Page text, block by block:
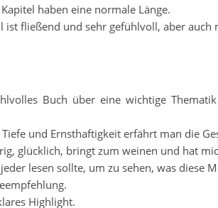
haben eine normale Länge.
ist fließend und sehr gefühlvoll, aber
Buch über eine wichtige
und Ernsthaftigkeit erfährt man die
glücklich, bringt zum weinen und hat
lesen sollte, um zu sehen, was diese
Highlight.